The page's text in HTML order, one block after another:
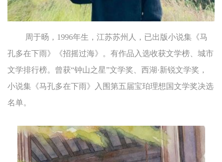
周于旸，1996年生，江苏苏州人，已出版小说集《马
孔多在下雨》《招摇过海》。有作品入选收获文学榜、城市
文学排行榜。曾获“钟山之星”文学奖、西湖·新锐文学奖，
小说集《马孔多在下雨》入围第五届宝珀理想国文学奖决选
名单。